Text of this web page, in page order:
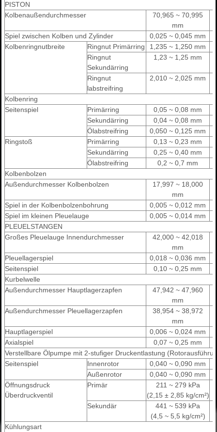
PISTON
Kolbenaußendurchmesser
70,965 ~ 70,995
mm
Spiel zwischen Kolben und Zylinder
0,025 ~ 0,045 mm
Kolbenringnutbreite
Ringnut Primärring
1,235 ~ 1,250 mm
Ringnut
Sekundärring
1,23 ~ 1,25 mm
Ringnut
labstreifring
2,010 ~ 2,025 mm
Kolbenring
Seitenspiel
Primärring
0,05 ~ 0,08 mm
Sekundärring
0,04 ~ 0,08 mm
Ölabstreifring
0,050 ~ 0,125 mm
Ringstoß
Primärring
0,13 ~ 0,23 mm
Sekundärring
0,25 ~ 0,40 mm
Ölabstreifring
0,2 ~ 0,7 mm
Kolbenbolzen
Außendurchmesser Kolbenbolzen
17,997 ~ 18,000
mm
Spiel in der Kolbenbolzenbohrung
0,005 ~ 0,012 mm
Spiel im kleinen Pleuelauge
0,005 ~ 0,014 mm
PLEUELSTANGEN
Großes Pleuelauge Innendurchmesser
42,000 ~ 42,018
mm
Pleuellagerspiel
0,018 ~ 0,036 mm
Seitenspiel
0,10 ~ 0,25 mm
Kurbelwelle
Außendurchmesser Hauptlagerzapfen
47,942 ~ 47,960
mm
Außendurchmesser Pleuellagerzapfen
38,954 ~ 38,972
mm
Hauptlagerspiel
0,006 ~ 0,024 mm
Axialspiel
0,07 ~ 0,25 mm
Verstellbare Ölpumpe mit 2-stufiger Druckentlastung
Seitenspiel
Innenrotor
0,040 ~ 0,090 mm
Außenrotor
0,040 ~ 0,090 mm
Öffnungsdruck
Überdruckventil
Primär
211 ~ 279 kPa
(2,15 ± 2,85 kg/cm²)
Sekundär
441 ~ 539 kPa
(4,5 ~ 5,5 kg/cm²)
Kühlungsart